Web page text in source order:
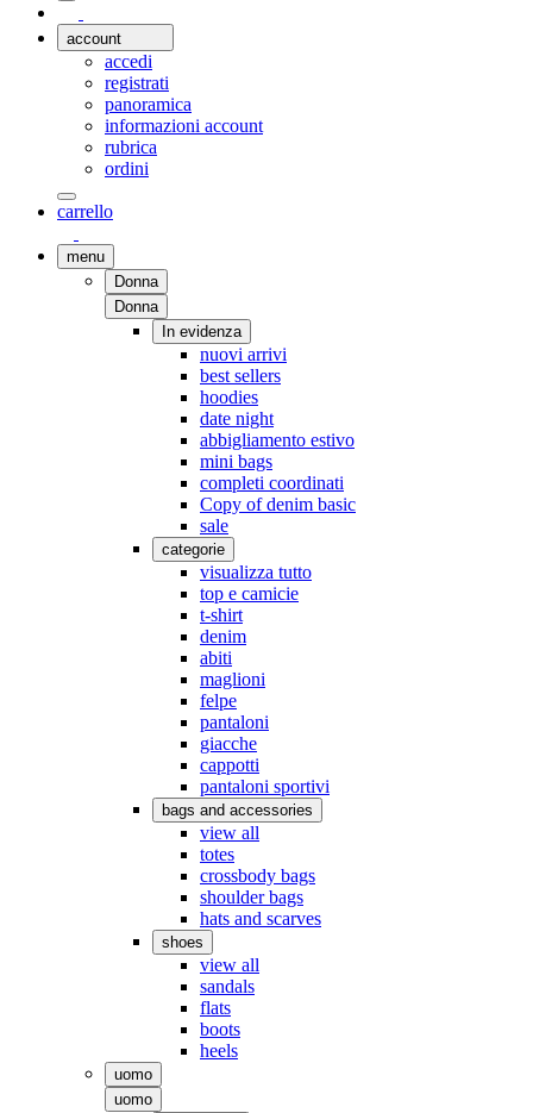
account
accedi
registrati
panoramica
informazioni account
rubrica
ordini
carrello
menu
Donna
Donna
In evidenza
nuovi arrivi
best sellers
hoodies
date night
abbigliamento estivo
mini bags
completi coordinati
Copy of denim basic
sale
categorie
visualizza tutto
top e camicie
t-shirt
denim
abiti
maglioni
felpe
pantaloni
giacche
cappotti
pantaloni sportivi
bags and accessories
view all
totes
crossbody bags
shoulder bags
hats and scarves
shoes
view all
sandals
flats
boots
heels
uomo
uomo